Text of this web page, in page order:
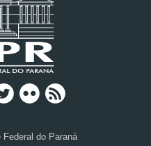
do Paraná